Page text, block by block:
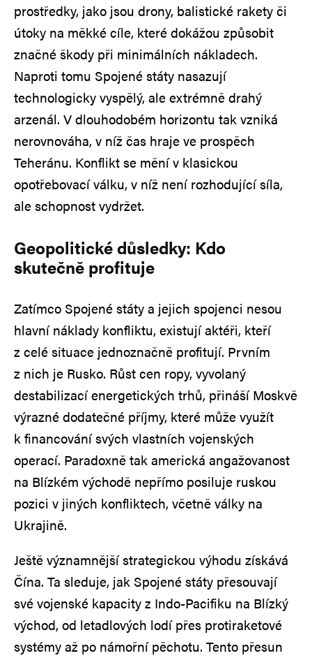
prostředky, jako jsou drony, balistické rakety či
útoky na měkké cíle, které dokážou způsobit
značné škody při minimálních nákladech.
Naproti tomu Spojené státy nasazují
technologicky vyspělý, ale extrémně drahý
arzenál. V dlouhodobém horizontu tak vzniká
nerovnováha, v níž čas hraje ve prospěch
Teheránu. Konflikt se mění v klasickou
opotřebovací válku, v níž není rozhodující síla,
ale schopnost vydržet.
Geopolitické důsledky: Kdo
skutečně profituje
Zatímco Spojené státy a jejich spojenci nesou
hlavní náklady konfliktu, existují aktéři, kteří
z celé situace jednoznačně profitují. Prvním
z nich je Rusko. Růst cen ropy, vyvolaný
destabilizací energetických trhů, přináší Moskvě
výrazné dodatečné příjmy, které může využít
k financování svých vlastních vojenských
operací. Paradoxně tak americká angažovanost
na Blízkém východě nepřímo posiluje ruskou
pozici v jiných konfliktech, včetně války na
Ukrajině.
Ještě významnější strategickou výhodu získává
Čína. Ta sleduje, jak Spojené státy přesouvají
své vojenské kapacity z Indo-Pacifiku na Blízký
východ, od letadlových lodí přes protiraketové
systémy až po námořní pěchotu. Tento přesun